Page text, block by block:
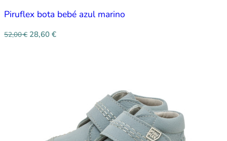
Piruflex bota bebé azul marino
52,00€ 28,60 €